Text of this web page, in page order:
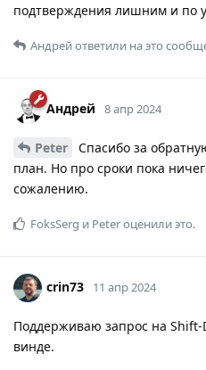
подтверждения лишним и по
Андрейответили на это
Андрей 8 апр 2024
Peter
Спасибо за
план. Но про сроки пока
сожалению.
FoksSerg и Peterоценили это.
crin73 11 апр 2024
Поддерживаю запрос на
винде.